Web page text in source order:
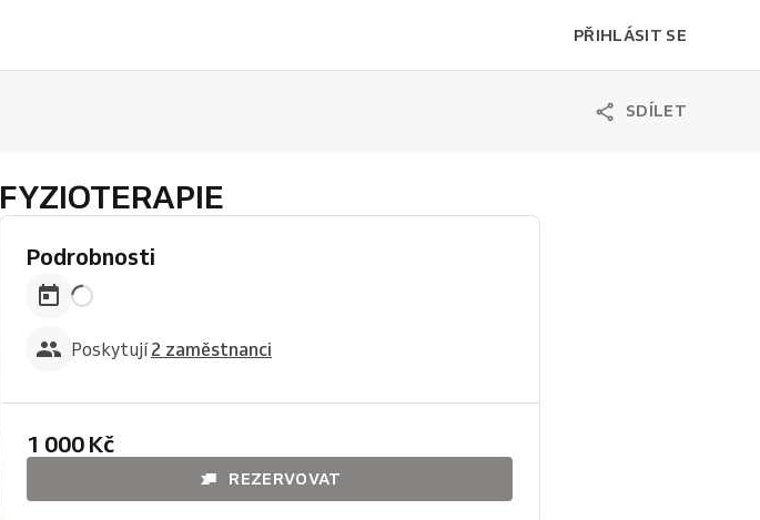
PŘIHLÁSIT SE
SDÍLET
FYZIOTERAPIE
Podrobnosti
Poskytují2 zaměstnanci
1 000 Kč
REZERVOVAT